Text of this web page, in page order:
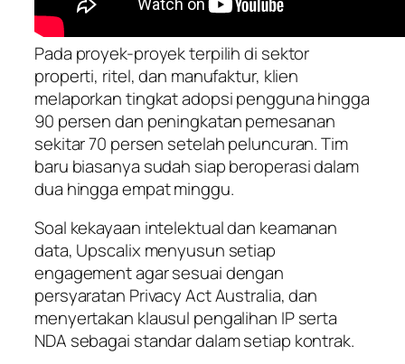
Pada proyek-proyek terpilih di sektor
properti, ritel, dan manufaktur, klien
melaporkan tingkat adopsi pengguna hingga
90 persen dan peningkatan pemesanan
sekitar 70 persen setelah peluncuran. Tim
baru biasanya sudah siap beroperasi dalam
dua hingga empat minggu.
Soal kekayaan intelektual dan keamanan
data, Upscalix menyusun setiap
engagement agar sesuai dengan
persyaratan Privacy Act Australia, dan
menyertakan klausul pengalihan IP serta
NDA sebagai standar dalam setiap kontrak.